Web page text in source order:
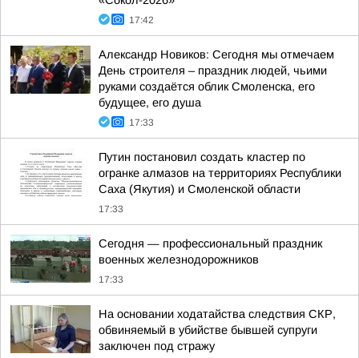
17:42
Александр Новиков: Сегодня мы отмечаем
День строителя – праздник людей, чьими
руками создаётся облик Смоленска, его
будущее, его душа
17:33
Путин постановил создать кластер по
огранке алмазов на территориях Республики
Саха (Якутия) и Смоленской области
17:33
Сегодня — профессиональный праздник
военных железнодорожников
17:33
На основании ходатайства следствия СКР,
обвиняемый в убийстве бывшей супруги
заключен под стражу